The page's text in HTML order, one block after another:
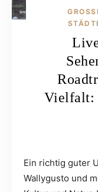
Vielfalt:
Ein richtig guter
Wallygusto und